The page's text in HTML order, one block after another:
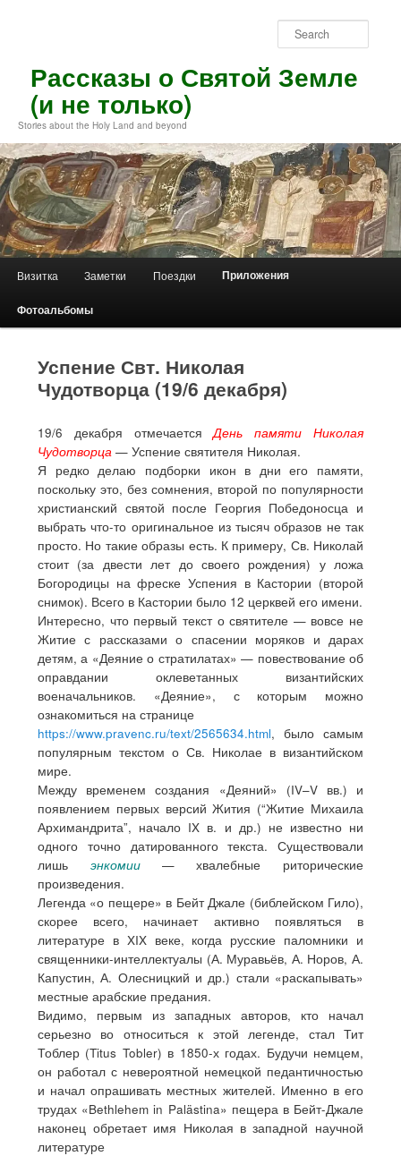
contentРассказы о Святой Земле
(и не только)
Stories about the Holy Land and beyond
Визитка Заметки Поездки Приложения
Фотоальбомы
Успение Свт. Николая
Чудотворца (19/6 декабря)
19/6 декабря отмечается День памяти Николая
Чудотворца — Успение святителя Николая.
Я редко делаю подборки икон в дни его памяти,
поскольку это, без сомнения, второй по популярности
христианский святой после Георгия Победоносца и
выбрать что-то оригинальное из тысяч образов не так
просто. Но такие образы есть. К примеру, Св. Николай
стоит (за двести лет до своего рождения) у ложа
Богородицы на фреске Успения в Кастории (второй
снимок). Всего в Кастории было 12 церквей его имени.
Интересно, что первый текст о святителе — вовсе не
Житие с рассказами о спасении моряков и дарах
детям, а «Деяние о стратилатах» — повествование об
оправдании оклеветанных византийских
военачальников. «Деяние», с которым можно
ознакомиться на странице
https://www.pravenc.ru/text/2565634.html, было самым
популярным текстом о Св. Николае в византийском
мире.
Между временем создания «Деяний» (IV–V вв.) и
появлением первых версий Жития (“Житие Михаила
Архимандрита”, начало IX в. и др.) не известно ни
одного точно датированного текста. Существовали
лишь энкомии— хвалебные риторические
произведения.
Легенда «о пещере» в Бейт Джале (библейском Гило),
скорее всего, начинает активно появляться в
литературе в XIX веке, когда русские паломники и
священники-интеллектуалы (А. Муравьёв, А. Норов, А.
Капустин, А. Олесницкий и др.) стали «раскапывать»
местные арабские предания.
Видимо, первым из западных авторов, кто начал
серьезно во относиться к этой легенде, стал Тит
Тоблер (Titus Tobler) в 1850-х годах. Будучи немцем,
он работал с невероятной немецкой педантичностью
и начал опрашивать местных жителей. Именно в его
трудах «Bethlehem in Palästina» пещера в Бейт-Джале
наконец обретает имя Николая в западной научной
литературе